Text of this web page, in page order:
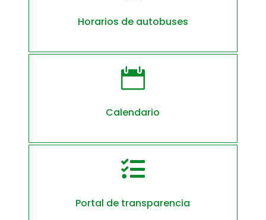
Horarios de autobuses

Calendario

Portal de transparencia